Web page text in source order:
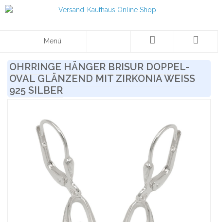
Menü
OHRRINGE HÄNGER BRISUR DOPPEL-
OVAL GLÄNZEND MIT ZIRKONIA WEISS 9
25 SILBER